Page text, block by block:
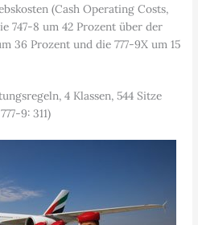
(Cash Operating Costs,
747-8 um 42 Prozent über der
36 Prozent und die 777-9X um 15
4 Klassen, 544 Sitze
9: 311)